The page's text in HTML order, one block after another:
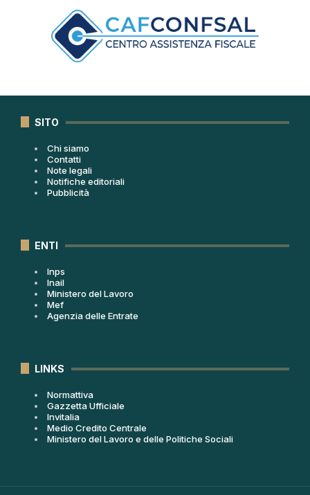
SITO
Chi siamo
Contatti
Note legali
Notifiche editoriali
Pubblicità
ENTI
Inps
Inail
Ministero del Lavoro
Mef
Agenzia delle Entrate
LINKS
Normattiva
Gazzetta Ufficiale
Invitalia
Medio Credito Centrale
Ministero del Lavoro e delle Politiche Sociali